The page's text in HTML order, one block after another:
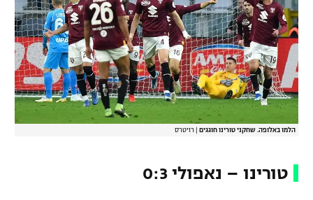
הלמו באלופה. שחקני טורינו חוגגים רויטרס
טורינו – נאפולי 0:3